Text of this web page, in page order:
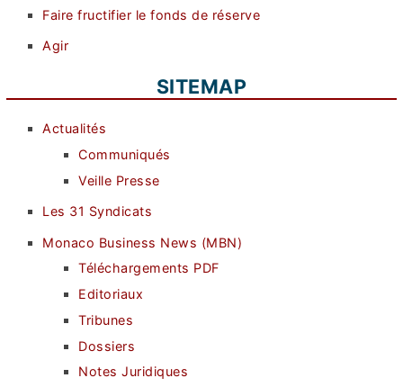
Faire fructifier le fonds de réserve
Agir
SITEMAP
Actualités
Communiqués
Veille Presse
Les 31 Syndicats
Monaco Business News (MBN)
Téléchargements PDF
Editoriaux
Tribunes
Dossiers
Notes Juridiques